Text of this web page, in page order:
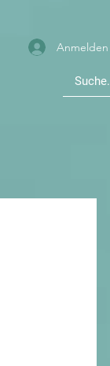
Anmelden